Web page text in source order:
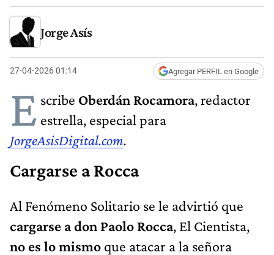
Jorge Asís
27-04-2026 01:14 Agregar PERFIL en Google
E scribe Oberdán Rocamora, redactor
estrella, especial para
JorgeAsisDigital.com.
Cargarse a Rocca
Al Fenómeno Solitario se le advirtió que
cargarse a don Paolo Rocca, El Cientista,
no es lo mismo que atacar a la señora